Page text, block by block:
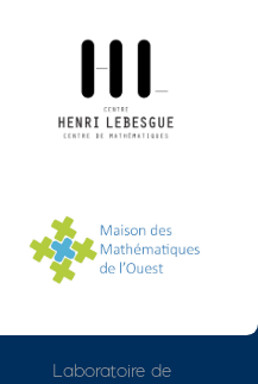
Adresse détaillée
Laboratoire de